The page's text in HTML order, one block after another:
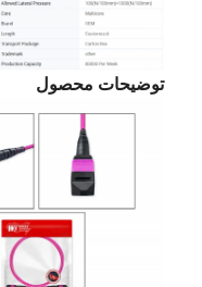
توضیحات محصول